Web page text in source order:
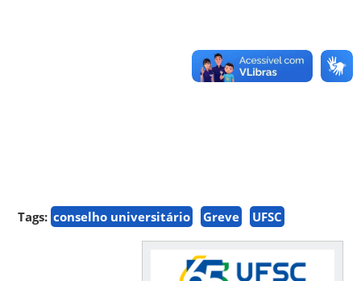
Tags: conselho universitário Greve UFSC